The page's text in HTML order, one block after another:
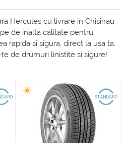
Hercules cu livrare in Chisinau
de inalta calitate pentru
rapida si sigura, direct la usa ta.
de drumuri linistite si sigure!